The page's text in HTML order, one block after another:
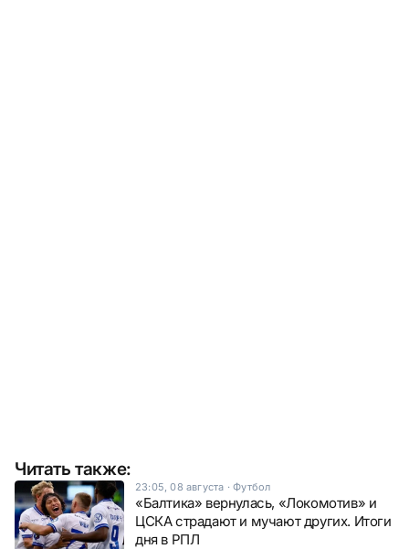
Читать также:
23:05, 08 августа ·Футбол
«Балтика» вернулась, «Локомотив» и
ЦСКА страдают и мучают других. Итоги
дня в РПЛ